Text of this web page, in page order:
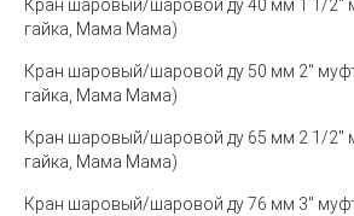
Кран шаровый/шаровой ду 40 мм 1 1/2"
гайка, Мама Мама)
Кран шаровый/шаровой ду 50 мм 2"
гайка, Мама Мама)
Кран шаровый/шаровой ду 65 мм 2 1/2"
гайка, Мама Мама)
Кран шаровый/шаровой ду 76 мм 3"